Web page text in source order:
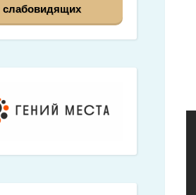
слабовидящих